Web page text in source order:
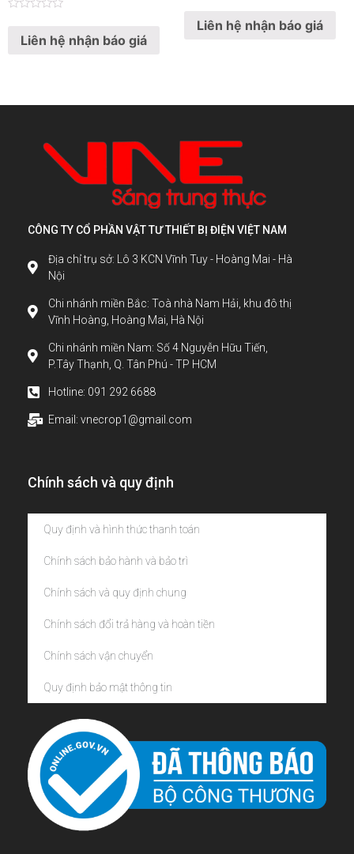
outLiên hệ nhận báo giá
outLiên hệ nhận báo giá
CÔNG TY CỔ PHẦN VẬT TƯ THIẾT BỊ ĐIỆN VIỆT NAM
Địa chỉ trụ sở: Lô 3 KCN Vĩnh Tuy - Hoàng Mai - Hà
Nội
Chi nhánh miền Bắc: Toà nhà Nam Hải, khu đô thị
Vĩnh Hoàng, Hoàng Mai, Hà Nội
Chi nhánh miền Nam: Số 4 Nguyễn Hữu Tiến,
P.Tây Thạnh, Q. Tân Phú - TP HCM
Hotline: 091 292 6688
Email: vnecrop1@gmail.com
Chính sách và quy định
Quy định và hình thức thanh toán
Chính sách bảo hành và bảo trì
Chính sách và quy định chung
Chính sách đổi trả hàng và hoàn tiền
Chính sách vận chuyển
Quy định bảo mật thông tin